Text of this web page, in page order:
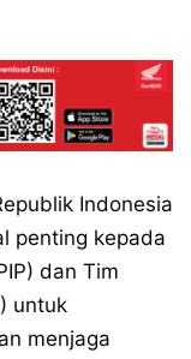
Indonesia
penting kepada
dan Tim
untuk
menjaga